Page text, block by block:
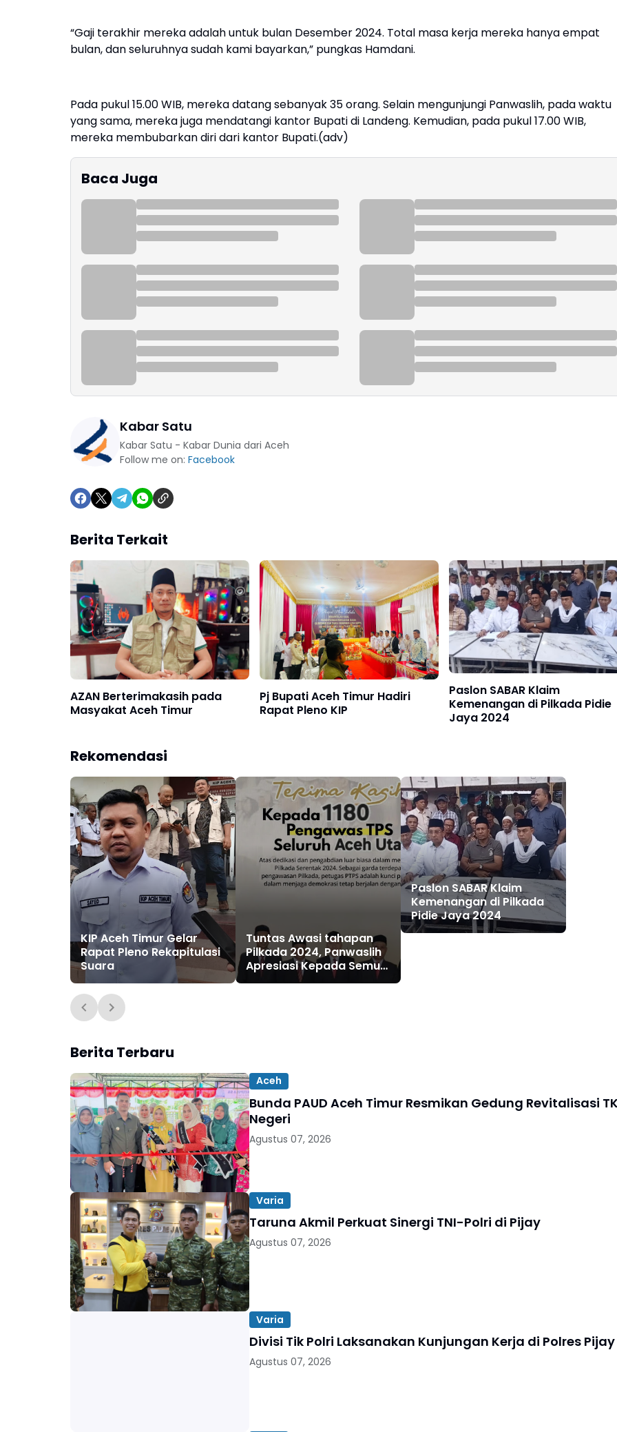
“Gaji terakhir mereka adalah untuk bulan Desember 2024. Total masa kerja mereka hanya empat
bulan, dan seluruhnya sudah kami bayarkan,” pungkas Hamdani.
Pada pukul 15.00 WIB, mereka datang sebanyak 35 orang. Selain mengunjungi Panwaslih, pada waktu
yang sama, mereka juga mendatangi kantor Bupati di Landeng. Kemudian, pada pukul 17.00 WIB,
mereka membubarkan diri dari kantor Bupati.(adv)
Baca Juga
Kabar Satu
Kabar Satu - Kabar Dunia dari Aceh
Follow me on: Facebook
Berita Terkait
AZAN Berterimakasih pada
Masyakat Aceh Timur
Pj Bupati Aceh Timur Hadiri
Rapat Pleno KIP
Paslon SABAR Klaim
Kemenangan di Pilkada Pidie
Jaya 2024
Rekomendasi
KIP Aceh Timur Gelar
Rapat Pleno Rekapitulasi
Suara
Tuntas Awasi tahapan
Pilkada 2024, Panwaslih
Apresiasi Kepada Semua
Pihak di Aceh Utara
Paslon SABAR Klaim
Kemenangan di Pilkada
Pidie Jaya 2024
Berita Terbaru
Aceh
Bunda PAUD Aceh Timur Resmikan Gedung Revitalisasi
Negeri
Agustus 07, 2026
Varia
Taruna Akmil Perkuat Sinergi TNI-Polri di Pijay
Agustus 07, 2026
Varia
Divisi Tik Polri Laksanakan Kunjungan Kerja di Polres Pijay
Agustus 07, 2026